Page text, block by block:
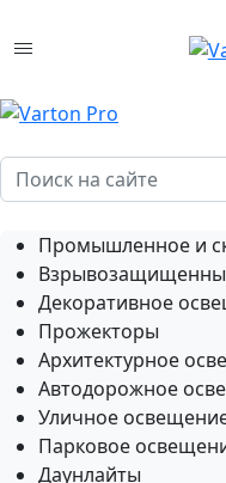
Промышленное и
Декоративное
Прожекторы
Архитектурное
Автодорожное
Уличное
Парковое
Даунлайты